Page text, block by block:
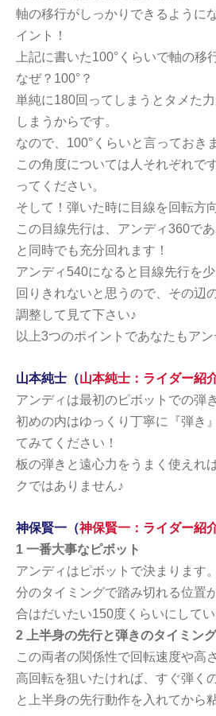
軸の移行がしっかりできるように
イント！
上記に書いた100°くらいで軸の移
なぜ？100°？
単純に180回ってしまうとタメた
しまうからです。
なので、100°くらいと言っておき
この角度については人それぞれで
ってください。
そして！弾いた時に目線を回転方
この目線先行は、アンディ360で
と同時でも充分回れます！
アンディ540になると目線先行を
回りきれないと思うので、その辺
調整して見て下さい♪
以上3つのポイントであなたもア
山本純士（山本純士：ライダー紹
アンディは最初のピボットでの弾
初めの内はゆっくり丁寧に『弾き
てみてください！
板の弾きと遠心力をうまく使えれ
クではありません♪
神保賢一（神保賢一：ライダー紹
1 一番大事なピボット
アンディはピボットで決まります
分のタイミングで踏み切れる位置
合はだいたい150度くらいにしてい
2 上半身の先行と弾きのタイミング
この両者の関係性で回転速度や高
高回転を狙いたければ、すぐ弾く
と上半身の先行動作を入れてから